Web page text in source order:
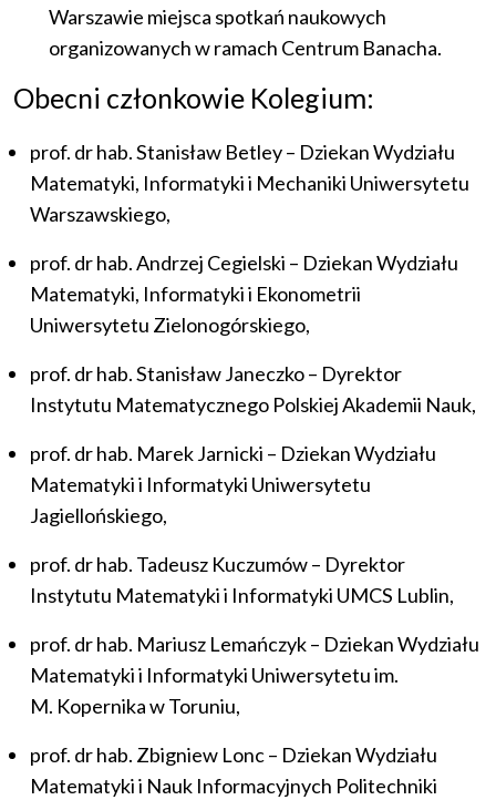
Warszawie miejsca spotkań naukowych
organizowanych w ramach Centrum Banacha.
Obecni członkowie Kolegium:
prof. dr hab. Stanisław Betley – Dziekan Wydziału
Matematyki, Informatyki i Mechaniki Uniwersytetu
Warszawskiego,
prof. dr hab. Andrzej Cegielski – Dziekan Wydziału
Matematyki, Informatyki i Ekonometrii
Uniwersytetu Zielonogórskiego,
prof. dr hab. Stanisław Janeczko – Dyrektor
Instytutu Matematycznego Polskiej Akademii Nauk,
prof. dr hab. Marek Jarnicki – Dziekan Wydziału
Matematyki i Informatyki Uniwersytetu
Jagiellońskiego,
prof. dr hab. Tadeusz Kuczumów – Dyrektor
Instytutu Matematyki i Informatyki UMCS Lublin,
prof. dr hab. Mariusz Lemańczyk – Dziekan Wydziału
Matematyki i Informatyki Uniwersytetu im.
M. Kopernika w Toruniu,
prof. dr hab. Zbigniew Lonc – Dziekan Wydziału
Matematyki i Nauk Informacyjnych Politechniki